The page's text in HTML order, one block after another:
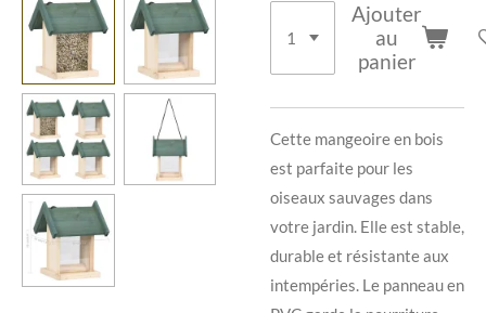
Ajouter
au
panier
Cette mangeoire en bois
est parfaite pour les
oiseaux sauvages dans
votre jardin. Elle est stable,
durable et résistante aux
intempéries. Le panneau en